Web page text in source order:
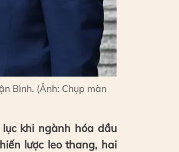
Bình. (Ảnh: Chụp màn
khi ngành hóa dầu
lược leo thang, hai